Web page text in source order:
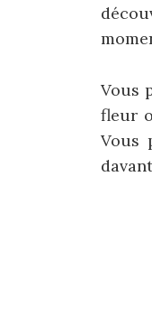
Vous
fleur
Vous